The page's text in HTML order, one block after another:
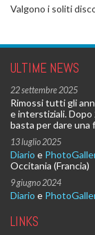
Valgono i soliti
ULTIME NEWS
22 settembre 2025
Rimossi tutti gli
e interstiziali. Dopo
basta per dare una
13 luglio 2025
Diario e
Occitania (Francia)
9 giugno 2024
Diario e
LINKS